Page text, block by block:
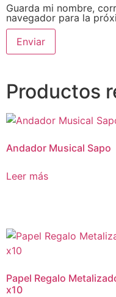
Guarda mi nombre,
navegador para la
Productos
Andador Musical Sapo
Leer más
Papel Regalo
x10